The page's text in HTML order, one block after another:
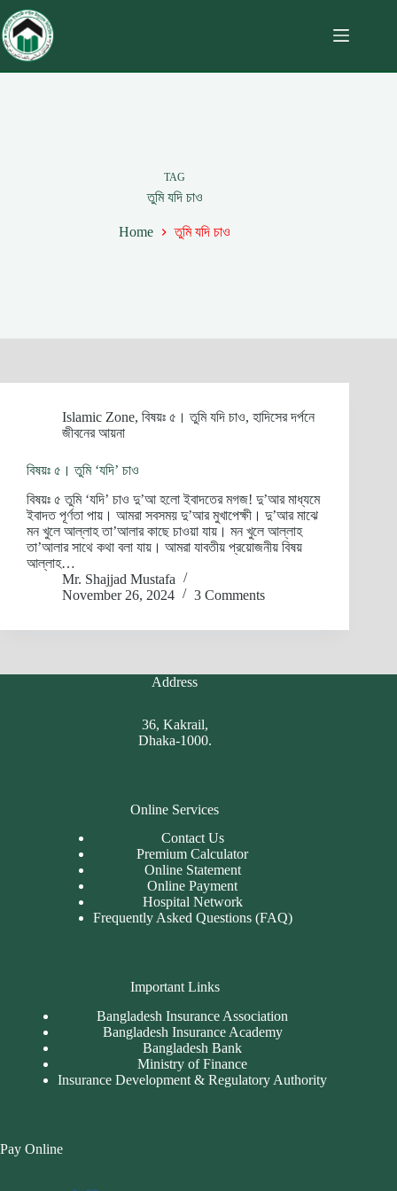
TAG
তুমি যদি চাও
Home তুমি যদি চাও
Islamic Zone, বিষয়ঃ ৫। তুমি যদি চাও, হাদিসের দর্পনে
জীবনের আয়না
বিষয়ঃ ৫। তুমি ‘যদি’ চাও
বিষয়ঃ ৫ তুমি ‘যদি’ চাও দু’আ হলো ইবাদতের মগজ! দু’আর মাধ্যমে
ইবাদত পূর্ণতা পায়। আমরা সবসময় দু’আর মুখাপেক্ষী। দু’আর মাঝে
মন খুলে আল্লাহ তা’আলার কাছে চাওয়া যায়। মন খুলে আল্লাহ
তা’আলার সাথে কথা বলা যায়। আমরা যাবতীয় প্রয়োজনীয় বিষয়
আল্লাহ…
Mr. Shajjad Mustafa
November 26, 2024
3 Comments
Address
36, Kakrail,
Dhaka-1000.
Online Services
Contact Us
Premium Calculator
Online Statement
Online Payment
Hospital Network
Frequently Asked Questions (FAQ)
Important Links
Bangladesh Insurance Association
Bangladesh Insurance Academy
Bangladesh Bank
Ministry of Finance
Insurance Development & Regulatory Authority
Pay Online